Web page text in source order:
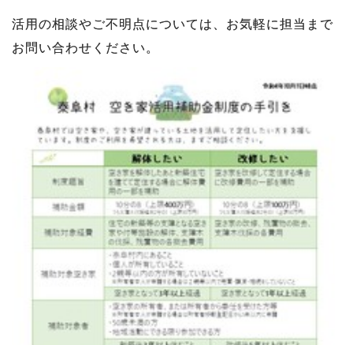
活用の相談やご不明点については、お気軽に担当まで
お問い合わせください。